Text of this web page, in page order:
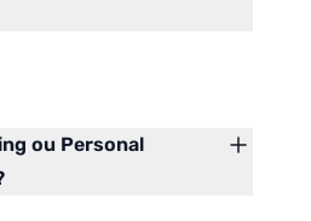
ou Personal